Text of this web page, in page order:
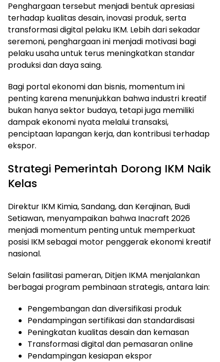
Penghargaan tersebut menjadi bentuk apresiasi
terhadap kualitas desain, inovasi produk, serta
transformasi digital pelaku IKM. Lebih dari sekadar
seremoni, penghargaan ini menjadi motivasi bagi
pelaku usaha untuk terus meningkatkan standar
produksi dan daya saing.
Bagi portal ekonomi dan bisnis, momentum ini
penting karena menunjukkan bahwa industri kreatif
bukan hanya sektor budaya, tetapi juga memiliki
dampak ekonomi nyata melalui transaksi,
penciptaan lapangan kerja, dan kontribusi terhadap
ekspor.
Strategi Pemerintah Dorong IKM Naik
Kelas
Direktur IKM Kimia, Sandang, dan Kerajinan, Budi
Setiawan, menyampaikan bahwa Inacraft 2026
menjadi momentum penting untuk memperkuat
posisi IKM sebagai motor penggerak ekonomi kreatif
nasional.
Selain fasilitasi pameran, Ditjen IKMA menjalankan
berbagai program pembinaan strategis, antara lain:
Pengembangan dan diversifikasi produk
Pendampingan sertifikasi dan standardisasi
Peningkatan kualitas desain dan kemasan
Transformasi digital dan pemasaran online
Pendampingan kesiapan ekspor